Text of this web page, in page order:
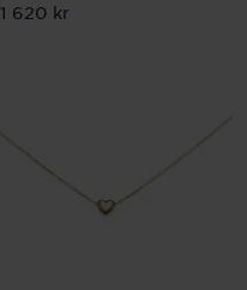
Pris:1 620 kr
1 620 kr